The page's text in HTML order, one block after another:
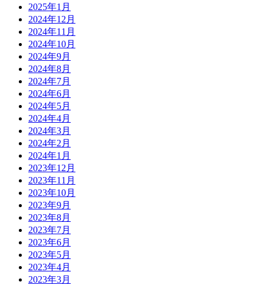
2025年1月
2024年12月
2024年11月
2024年10月
2024年9月
2024年8月
2024年7月
2024年6月
2024年5月
2024年4月
2024年3月
2024年2月
2024年1月
2023年12月
2023年11月
2023年10月
2023年9月
2023年8月
2023年7月
2023年6月
2023年5月
2023年4月
2023年3月